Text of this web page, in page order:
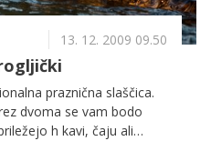
13. 12. 2009 09.50
praznična slaščica.
dvoma se vam bodo
h kavi, čaju ali